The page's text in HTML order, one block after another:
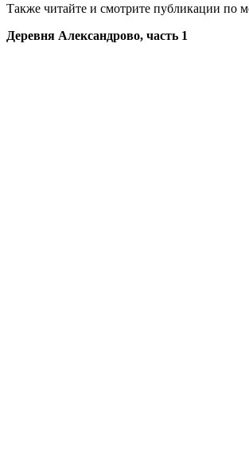
Также читайте и смотрите публикации по
Деревня Александрово, часть 1